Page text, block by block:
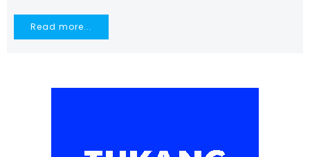
Read more...